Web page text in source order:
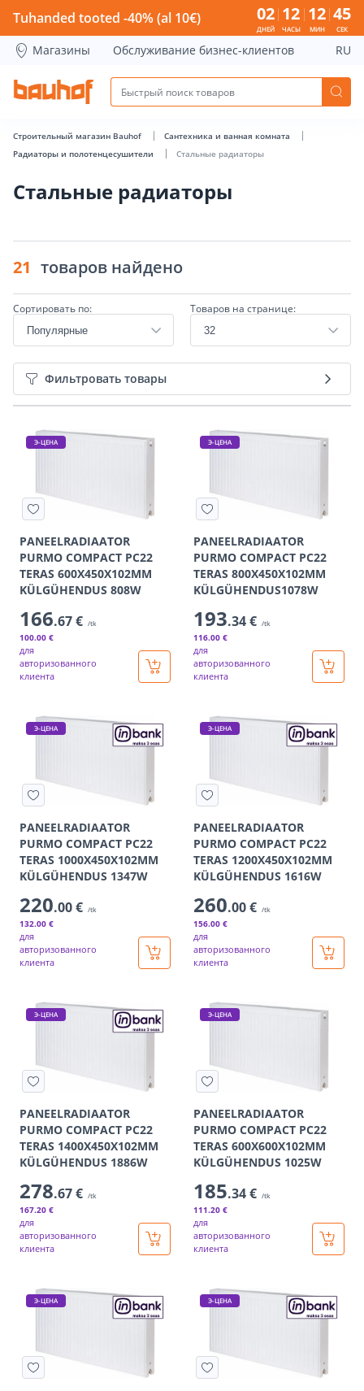
Стальные радиаторы - Bauhof has loaded
Tuhanded tooted -40% (al 10€) 02
ДНЕЙ
12
ЧАСЫ
12
МИН
44
СЕК
Магазины Обслуживание бизнес-клиентов RU
Строительный магазин Bauhof
Сантехника и ванная комната
Радиаторы и полотенцесушители
Стальные радиаторы
Стальные радиаторы
21 товаров найдено
Сортировать по: Товаров на странице:
Фильтровать товары
Э-ЦЕНА
PANEELRADIAATOR
PURMO COMPACT PC22
TERAS 600X450X102MM
KÜLGÜHENDUS 808W
166.67 € /tk
100.00 €
для
авторизованного
клиента
Э-ЦЕНА
PANEELRADIAATOR
PURMO COMPACT PC22
TERAS 800X450X102MM
KÜLGÜHENDUS1078W
193.34 € /tk
116.00 €
для
авторизованного
клиента
Э-ЦЕНА
PANEELRADIAATOR
PURMO COMPACT PC22
TERAS 1000X450X102MM
KÜLGÜHENDUS 1347W
220.00 € /tk
132.00 €
для
авторизованного
клиента
Э-ЦЕНА
PANEELRADIAATOR
PURMO COMPACT PC22
TERAS 1200X450X102MM
KÜLGÜHENDUS 1616W
260.00 € /tk
156.00 €
для
авторизованного
клиента
Э-ЦЕНА
PANEELRADIAATOR
PURMO COMPACT PC22
TERAS 1400X450X102MM
KÜLGÜHENDUS 1886W
278.67 € /tk
167.20 €
для
авторизованного
клиента
Э-ЦЕНА
PANEELRADIAATOR
PURMO COMPACT PC22
TERAS 600X600X102MM
KÜLGÜHENDUS 1025W
185.34 € /tk
111.20 €
для
авторизованного
клиента
Э-ЦЕНА Э-ЦЕНА